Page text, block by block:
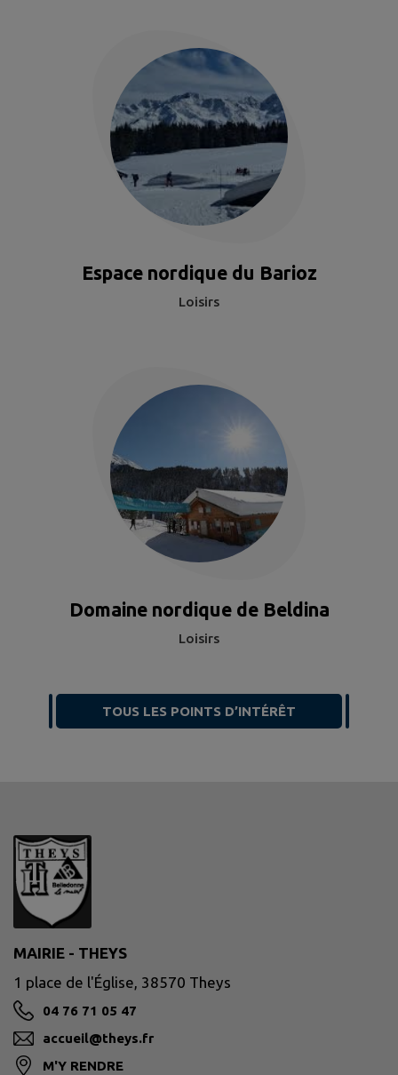
Espace nordique du Barioz
Loisirs
Domaine nordique de Beldina
Loisirs
TOUS LES POINTS D’INTÉRÊT
MAIRIE - THEYS
1 place de l'Église, 38570 Theys
04 76 71 05 47
accueil@theys.fr
M'Y RENDRE